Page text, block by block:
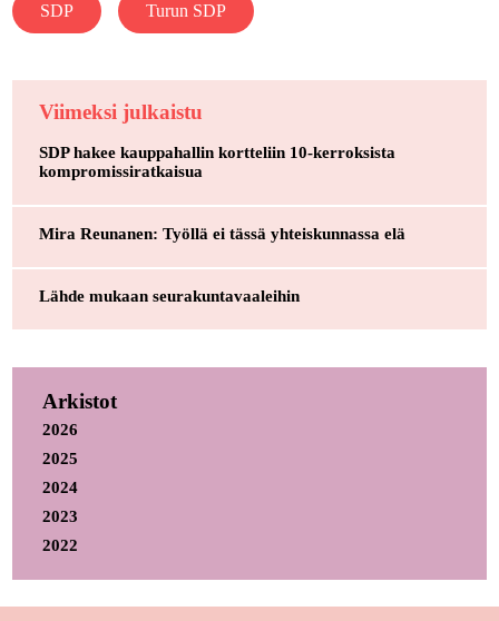
SDP Turun SDP
Viimeksi julkaistu
SDP hakee kauppahallin kortteliin 10-kerroksista
kompromissiratkaisua
Mira Reunanen: Työllä ei tässä yhteiskunnassa elä
Lähde mukaan seurakuntavaaleihin
Arkistot
2026
2025
2024
2023
2022